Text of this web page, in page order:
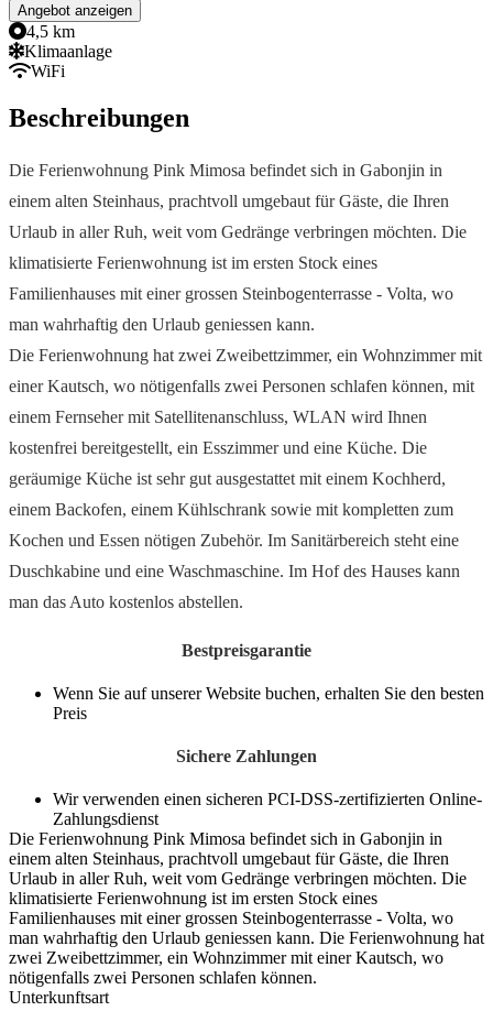
Angebot anzeigen
4,5 km
Klimaanlage
WiFi
Beschreibungen
Die Ferienwohnung Pink Mimosa befindet sich in Gabonjin in
einem alten Steinhaus, prachtvoll umgebaut für Gäste, die Ihren
Urlaub in aller Ruh, weit vom Gedränge verbringen möchten. Die
klimatisierte Ferienwohnung ist im ersten Stock eines
Familienhauses mit einer grossen Steinbogenterrasse - Volta, wo
man wahrhaftig den Urlaub geniessen kann.
Die Ferienwohnung hat zwei Zweibettzimmer, ein Wohnzimmer mit
einer Kautsch, wo nötigenfalls zwei Personen schlafen können, mit
einem Fernseher mit Satellitenanschluss, WLAN wird Ihnen
kostenfrei bereitgestellt, ein Esszimmer und eine Küche. Die
geräumige Küche ist sehr gut ausgestattet mit einem Kochherd,
einem Backofen, einem Kühlschrank sowie mit kompletten zum
Kochen und Essen nötigen Zubehör. Im Sanitärbereich steht eine
Duschkabine und eine Waschmaschine. Im Hof des Hauses kann
man das Auto kostenlos abstellen.
Bestpreisgarantie
Wenn Sie auf unserer Website buchen, erhalten Sie den besten
Preis
Sichere Zahlungen
Wir verwenden einen sicheren PCI-DSS-zertifizierten Online-
Zahlungsdienst
Die Ferienwohnung Pink Mimosa befindet sich in Gabonjin in
einem alten Steinhaus, prachtvoll umgebaut für Gäste, die Ihren
Urlaub in aller Ruh, weit vom Gedränge verbringen möchten. Die
klimatisierte Ferienwohnung ist im ersten Stock eines
Familienhauses mit einer grossen Steinbogenterrasse - Volta, wo
man wahrhaftig den Urlaub geniessen kann. Die Ferienwohnung hat
zwei Zweibettzimmer, ein Wohnzimmer mit einer Kautsch, wo
nötigenfalls zwei Personen schlafen können.
Unterkunftsart